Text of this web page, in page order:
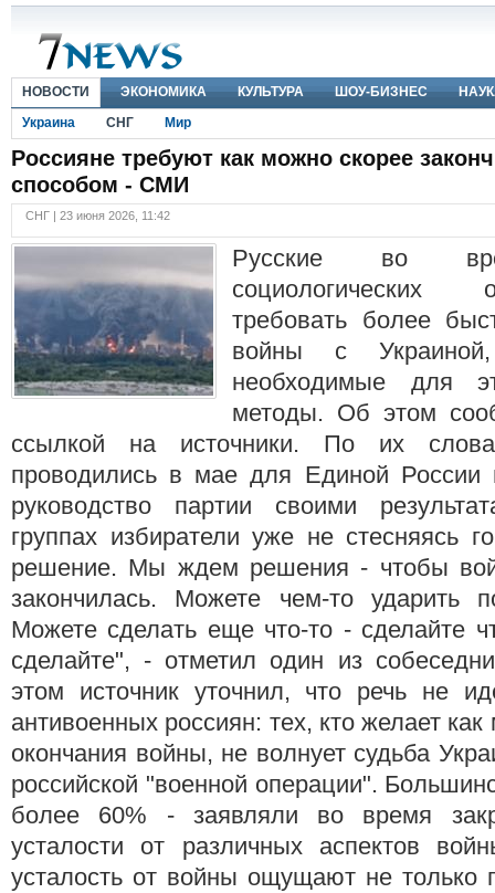
НОВОСТИ ЭКОНОМИКА КУЛЬТУРА ШОУ-БИЗНЕС
Украина
СНГ Мир
Россияне требуют как можно скорее
способом - СМИ
СНГ | 23 июня 2026, 11:42
Русские во
социологических
требовать более
войны с
необходимые для
методы. Об этом
ссылкой на источники. По их
проводились в мае для Единой России
руководство партии своими
группах избиратели уже не стесняясь
решение. Мы ждем решения - чтобы
закончилась. Можете чем-то ударить
Можете сделать еще что-то - сделайте
сделайте", - отметил один из
этом источник уточнил, что речь не
антивоенных россиян: тех, кто желает
окончания войны, не волнует судьба
российской "военной операции".
более 60% - заявляли во время
усталости от различных аспектов
усталость от войны ощущают не только